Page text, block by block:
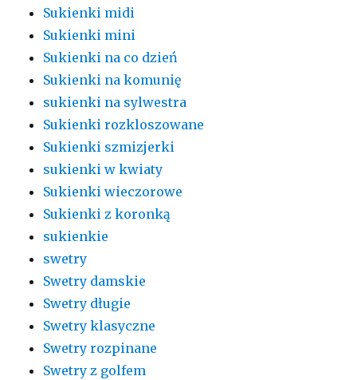
Sukienki midi
Sukienki mini
Sukienki na co dzień
Sukienki na komunię
sukienki na sylwestra
Sukienki rozkloszowane
Sukienki szmizjerki
sukienki w kwiaty
Sukienki wieczorowe
Sukienki z koronką
sukienkie
swetry
Swetry damskie
Swetry długie
Swetry klasyczne
Swetry rozpinane
Swetry z golfem